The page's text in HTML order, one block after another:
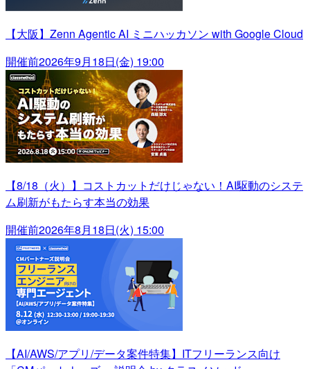
【大阪】Zenn Agentic AI ミニハッカソン with Google Cloud
開催前2026年9月18日(金) 19:00
【8/18（火）】コストカットだけじゃない！AI駆動のシステ
ム刷新がもたらす本当の効果
開催前2026年8月18日(火) 15:00
【AI/AWS/アプリ/データ案件特集】ITフリーランス向け